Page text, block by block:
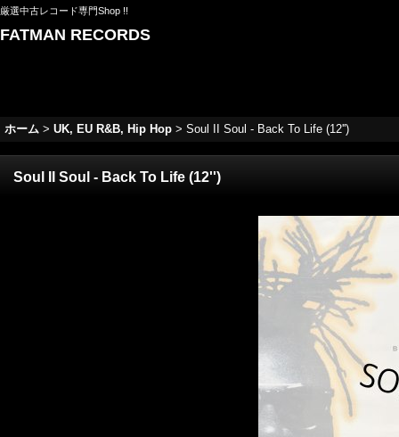
厳選中古レコード専門Shop !!
FATMAN RECORDS
ホーム > UK, EU R&B, Hip Hop > Soul II Soul - Back To Life (12'')
Soul II Soul - Back To Life (12'')